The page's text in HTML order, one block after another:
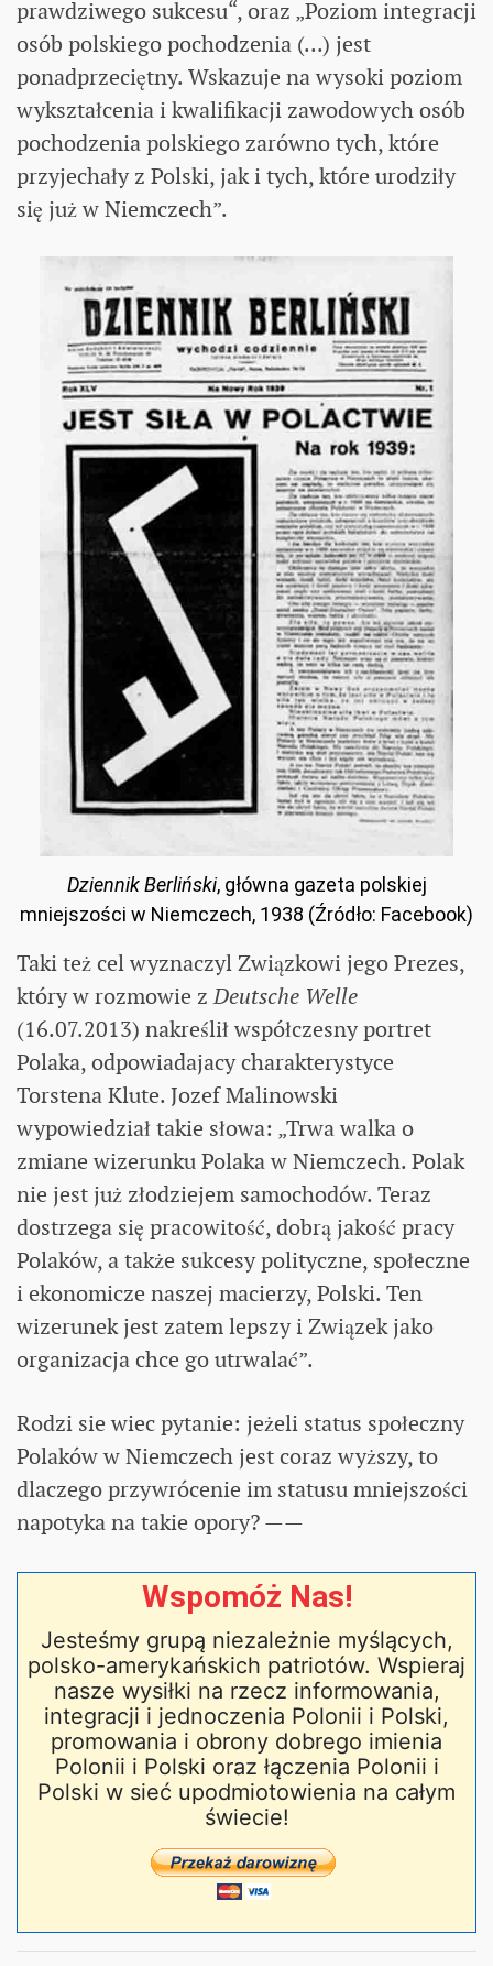
prawdziwego sukcesu“, oraz „Poziom integracji
osób polskiego pochodzenia (...) jest
ponadprzeciętny. Wskazuje na wysoki poziom
wykształcenia i kwalifikacji zawodowych osób
pochodzenia polskiego zarówno tych, które
przyjechały z Polski, jak i tych, które urodziły
się już w Niemczech”.
Dziennik Berliński, główna gazeta polskiej
mniejszości w Niemczech, 1938 (Źródło: Facebook)
Taki też cel wyznaczyl Związkowi jego Prezes,
który w rozmowie zDeutsche Welle
(16.07.2013) nakreślił współczesny portret
Polaka, odpowiadajacy charakterystyce
Torstena Klute. Jozef Malinowski
wypowiedział takie słowa: „Trwa walka o
zmiane wizerunku Polaka w Niemczech. Polak
nie jest już złodziejem samochodów. Teraz
dostrzega się pracowitość, dobrą jakość pracy
Polaków, a także sukcesy polityczne, społeczne
i ekonomicze naszej macierzy, Polski. Ten
wizerunek jest zatem lepszy i Związek jako
organizacja chce go utrwalać”.
Rodzi sie wiec pytanie: jeżeli status społeczny
Polaków w Niemczech jest coraz wyższy, to
dlaczego przywrócenie im statusu mniejszości
napotyka na takie opory? ——
Wspomóż Nas!
Jesteśmy grupą niezależnie myślących,
polsko-amerykańskich patriotów. Wspieraj
nasze wysiłki na rzecz informowania,
integracji i jednoczenia Polonii i Polski,
promowania i obrony dobrego imienia
Polonii i Polski oraz łączenia Polonii i
Polski w sieć upodmiotowienia na całym
świecie!